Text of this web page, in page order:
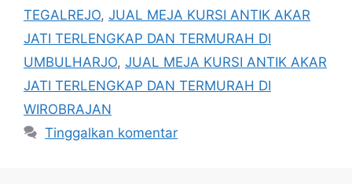
TEGALREJO, JUAL MEJA KURSI ANTIK AKAR
JATI TERLENGKAP DAN TERMURAH DI
UMBULHARJO, JUAL MEJA KURSI ANTIK AKAR
JATI TERLENGKAP DAN TERMURAH DI
WIROBRAJAN
Tinggalkan komentar